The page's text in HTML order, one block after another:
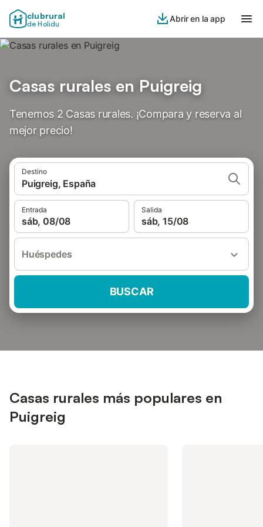
clubrural
de Holidu
Abrir en la app
Casas rurales en Puigreig
Tenemos 2 Casas rurales. ¡Compara y reserva al
mejor precio!
Destino
Puigreig, España
Entrada
sáb, 08/08
Salida
sáb, 15/08
Huéspedes
BUSCAR
Casas rurales más populares en
Puigreig